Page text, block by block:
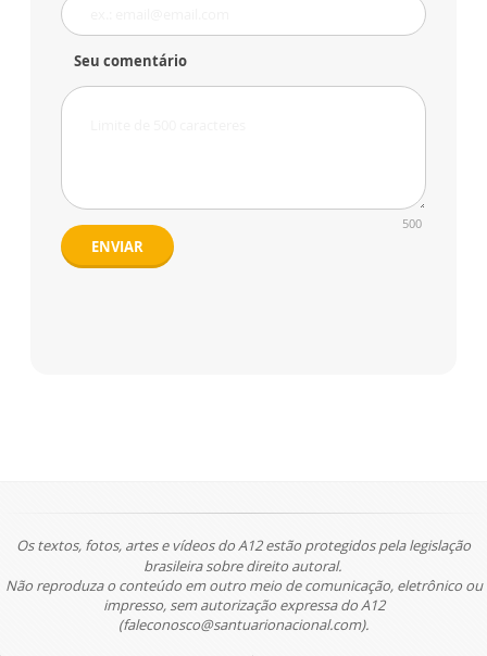
Seu comentário
500
ENVIAR
Os textos, fotos, artes e vídeos do A12 estão protegidos pela legislação
brasileira sobre direito autoral.
Não reproduza o conteúdo em outro meio de comunicação, eletrônico ou
impresso, sem autorização expressa do A12
(faleconosco@santuarionacional.com).